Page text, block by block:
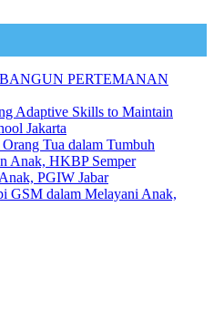
PERTEMANAN
Adaptive Skills to Maintain
Jakarta
Tua dalam Tumbuh
Anak, HKBP Semper
PGIW Jabar
GSM dalam Melayani Anak,